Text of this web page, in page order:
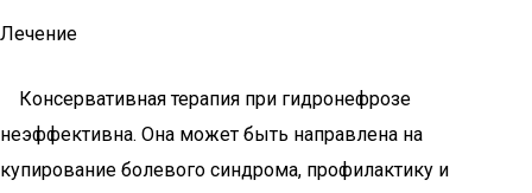
Лечение
Консервативная терапия при гидронефрозе
неэффективна. Она может быть направлена на
купирование болевого синдрома, профилактику и